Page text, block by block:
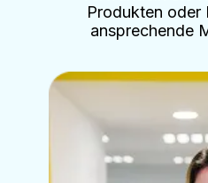
Produkten oder
ansprechende